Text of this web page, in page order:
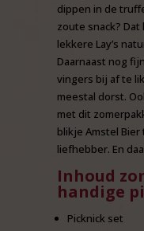
dippen in de
zoute snack?
lekkere Lay’s
Daarnaast nog
vingers bij af te
meestal dorst.
met dit
blikje Amstel
liefhebber. En
Inhoud
handige
Picknick set